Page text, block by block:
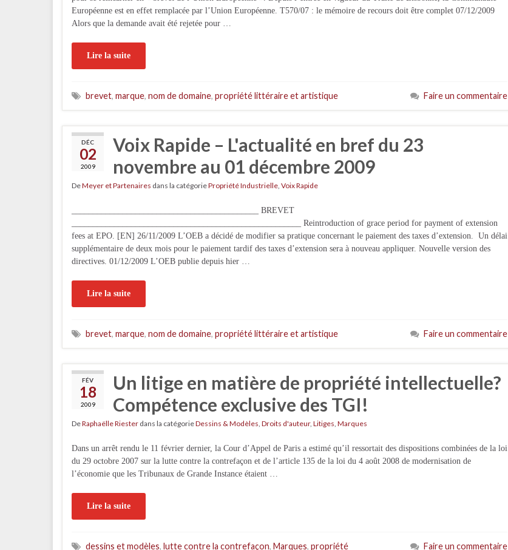
Européenne est en effet remplacée par l’Union Européenne. T570/07 : le mémoire de recours doit être complet 07/12/2009
Alors que la demande avait été rejetée pour …
Lire la suite
brevet, marque, nom de domaine, propriété littéraire et artistique Faire un commentaire
DÉC
02
2009
Voix Rapide – L'actualité en bref du 23
novembre au 01 décembre 2009
DeMeyer et Partenaires dans la catégoriePropriété Industrielle, Voix Rapide
____________________________________________ BREVET
______________________________________________________ Reintroduction of grace period for payment of extension
fees at EPO. [EN] 26/11/2009 L’OEB a décidé de modifier sa pratique concernant le paiement des taxes d’extension. Un délai
supplémentaire de deux mois pour le paiement tardif des taxes d’extension sera à nouveau appliquer. Nouvelle version des
directives. 01/12/2009 L’OEB publie depuis hier …
Lire la suite
brevet, marque, nom de domaine, propriété littéraire et artistique Faire un commentaire
FÉV
18
2009
Un litige en matière de propriété intellectuelle?
Compétence exclusive des TGI!
DeRaphaëlle Riester dans la catégorieDessins & Modèles, Droits d'auteur, Litiges, Marques
Dans un arrêt rendu le 11 février dernier, la Cour d’Appel de Paris a estimé qu’il ressortait des dispositions combinées de la loi
du 29 octobre 2007 sur la lutte contre la contrefaçon et de l’article 135 de la loi du 4 août 2008 de modernisation de
l’économie que les Tribunaux de Grande Instance étaient …
Lire la suite
dessins et modèles, lutte contre la contrefaçon, Marques, propriété Faire un commentaire